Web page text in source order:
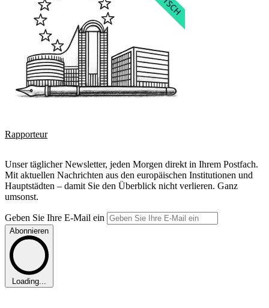
Rapporteur
Unser täglicher Newsletter, jeden Morgen direkt in Ihrem Postfach.
Mit aktuellen Nachrichten aus den europäischen Institutionen und
Hauptstädten – damit Sie den Überblick nicht verlieren. Ganz
umsonst.
Geben Sie Ihre E-Mail ein
Abonnieren
Loading...